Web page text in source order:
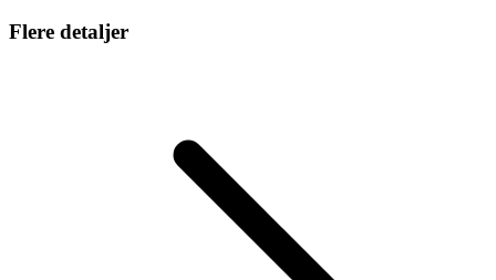
Flere detaljer